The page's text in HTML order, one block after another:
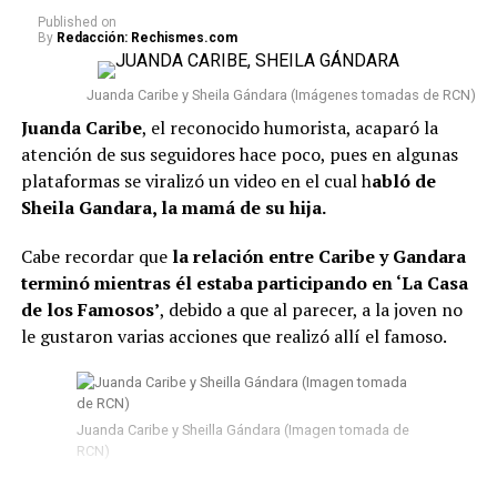
atención desde el momento en que fue condenada.
Lee también: “¿Qué le pasó en la cara?”:
Seguidores ante una nueva foto que se conoció de
Epa Colombia desde prisión
Conviene señalar queEpa Colombia no ha sido la
única que se vio involucrada en esta situación.Según
la información conocida, fueron en total 103 presos los
que fueron trasladados a diferentes prisiones. Además,
El Tiempo reveló que, entre estos, se encuentran
algunos “capos” que participaron en el denominado
‘tarimazo’ de Medellín.
#ATENTOS. Momento en el
que son trasladados 103
peligrosos reclusos desde
Published on
By Redacción: Rechismes.com
Juanda Caribe y Sheila Gándara (Imágenes tomadas de RCN)
Juanda Caribe, el reconocido humorista, acaparó la
atención de sus seguidores hace poco, pues en algunas
plataformas se viralizó un video en el cual habló de
Sheila Gandara, la mamá de su hija.
Cabe recordar que la relación entre Caribe y Gandara
terminó mientras él estaba participando en ‘La Casa
de los Famosos’, debido a que al parecer, a la joven no
le gustaron varias acciones que realizó allí el famoso.
Juanda Caribe y Sheilla Gándara (Imagen tomada de
RCN)